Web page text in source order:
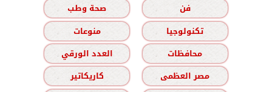
فن
صحة وطب
تكنولوجيا
منوعات
محافظات
العدد الورقي
مصر العظمى
كاريكاتير